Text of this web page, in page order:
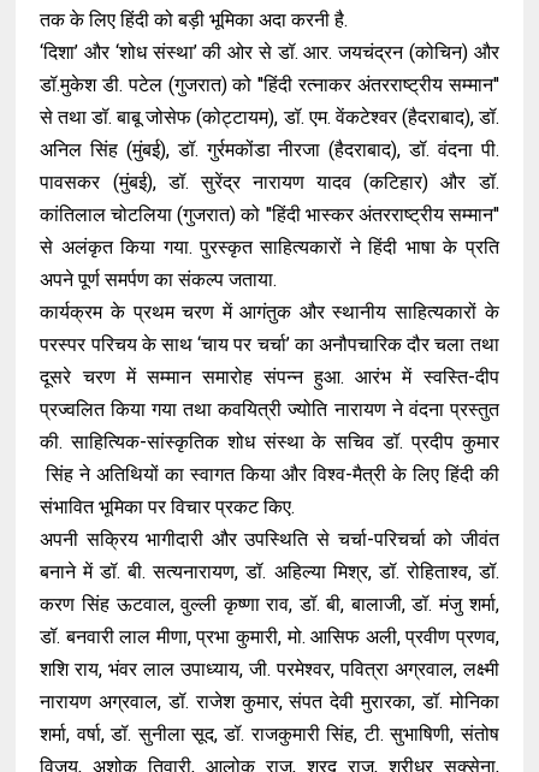
तक के लिए हिंदी को बड़ी भूमिका अदा करनी है.
‘दिशा’ और ‘शोध संस्था’ की ओर से डॉ. आर. जयचंद्रन (कोचिन) और
डॉ.मुकेश डी. पटेल (गुजरात) को ''हिंदी रत्नाकर अंतरराष्ट्रीय सम्मान''
से तथा डॉ. बाबू जोसेफ (कोट्टायम), डॉ. एम. वेंकटेश्वर (हैदराबाद), डॉ.
अनिल सिंह (मुंबई), डॉ. गुर्रमकोंडा नीरजा (हैदराबाद), डॉ. वंदना पी.
पावसकर (मुंबई), डॉ. सुरेंद्र नारायण यादव (कटिहार) और डॉ.
कांतिलाल चोटलिया (गुजरात) को ''हिंदी भास्कर अंतरराष्ट्रीय सम्मान''
से अलंकृत किया गया. पुरस्कृत साहित्यकारों ने हिंदी भाषा के प्रति
अपने पूर्ण समर्पण का संकल्प जताया.
कार्यक्रम के प्रथम चरण में आगंतुक और स्थानीय साहित्यकारों के
परस्पर परिचय के साथ ‘चाय पर चर्चा’ का अनौपचारिक दौर चला तथा
दूसरे चरण में सम्मान समारोह संपन्न हुआ. आरंभ में स्वस्ति-दीप
प्रज्वलित किया गया तथा कवयित्री ज्योति नारायण ने वंदना प्रस्तुत
की. साहित्यिक-सांस्कृतिक शोध संस्था के सचिव डॉ. प्रदीप कुमार
सिंह ने अतिथियों का स्वागत किया और विश्व-मैत्री के लिए हिंदी की
संभावित भूमिका पर विचार प्रकट किए.
अपनी सक्रिय भागीदारी और उपस्थिति से चर्चा-परिचर्चा को जीवंत
बनाने में डॉ. बी. सत्यनारायण, डॉ. अहिल्या मिश्र, डॉ. रोहिताश्व, डॉ.
करण सिंह ऊटवाल, वुल्ली कृष्णा राव, डॉ. बी, बालाजी, डॉ. मंजु शर्मा,
डॉ. बनवारी लाल मीणा, प्रभा कुमारी, मो. आसिफ अली, प्रवीण प्रणव,
शशि राय, भंवर लाल उपाध्याय, जी. परमेश्वर, पवित्रा अग्रवाल, लक्ष्मी
नारायण अग्रवाल, डॉ. राजेश कुमार, संपत देवी मुरारका, डॉ. मोनिका
शर्मा, वर्षा, डॉ. सुनीला सूद, डॉ. राजकुमारी सिंह, टी. सुभाषिणी, संतोष
विजय, अशोक तिवारी, आलोक राज, शरद राज, श्रीधर सक्सेना,